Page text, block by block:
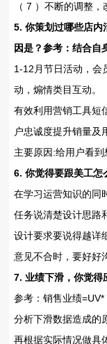
（ 7 ）不断的调整
5. 你策划过哪些店内
因是？参考：结合自
1-12月节日活动，会
动，煽情类目互动。
有效利用营销工具短
户忠诚度提升销量及
主要原因:给用户看到
6. 你觉得要跟美工怎
在学习运营知识的同
任务说清楚设计思路
设计要求要说得越详
意见不合时，要好好
7. 业绩下滑，你觉得
参考：销售业绩
分析下滑数据造成的
再根据实际情况做具